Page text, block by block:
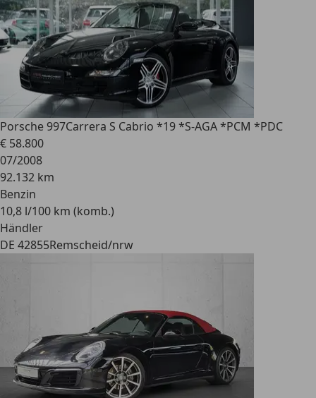
Porsche 997Carrera S Cabrio *19 *S-AGA *PCM *PDC
€ 58.800
07/2008
92.132 km
Benzin
10,8 l/100 km (komb.)
Händler
DE 42855Remscheid/nrw